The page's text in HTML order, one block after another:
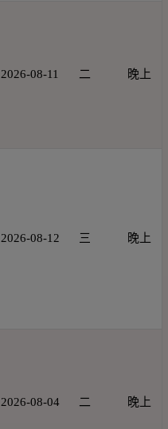
2026-08-11 二 晚上
2026-08-12 三 晚上
2026-08-04 二 晚上